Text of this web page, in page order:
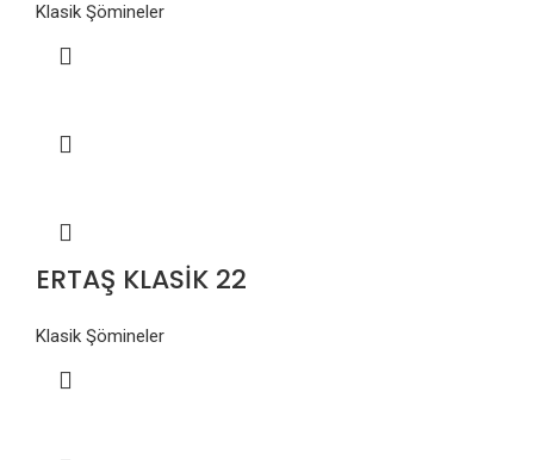
Klasik Şömineler
ERTAŞ KLASİK 22
Klasik Şömineler